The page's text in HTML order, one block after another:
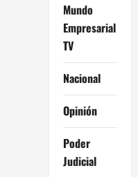
Mundo
Empresarial
TV
Nacional
Opinión
Poder
Judicial